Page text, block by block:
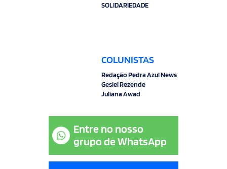
SOLIDARIEDADE
COLUNISTAS
Redação Pedra Azul News
Gesiel Rezende
Juliana Awad
Entre no nosso
grupo de WhatsApp